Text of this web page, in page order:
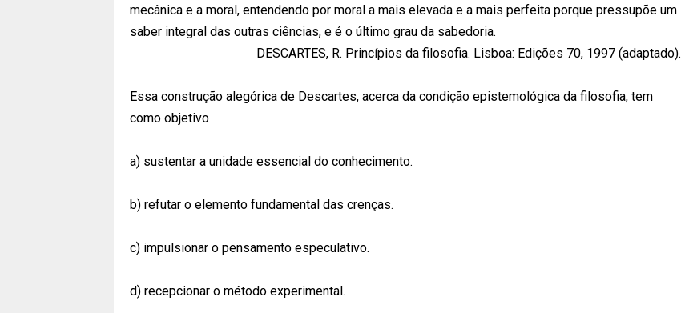
mecânica e a moral, entendendo por moral a mais elevada e a mais perfeita porque pressupõe um
saber integral das outras ciências, e é o último grau da sabedoria.
DESCARTES, R. Princípios da filosofia. Lisboa: Edições 70, 1997 (adaptado).
Essa construção alegórica de Descartes, acerca da condição epistemológica da filosofia, tem
como objetivo
a) sustentar a unidade essencial do conhecimento.
b) refutar o elemento fundamental das crenças.
c) impulsionar o pensamento especulativo.
d) recepcionar o método experimental.